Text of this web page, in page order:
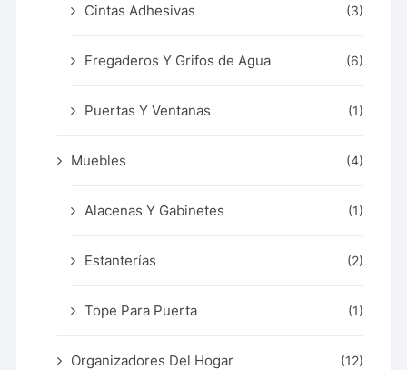
Cintas Adhesivas (3)
Fregaderos Y Grifos de Agua (6)
Puertas Y Ventanas (1)
Muebles (4)
Alacenas Y Gabinetes (1)
Estanterías (2)
Tope Para Puerta (1)
Organizadores Del Hogar (12)